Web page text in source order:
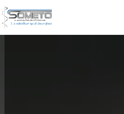
Panneau de gestion des cookies